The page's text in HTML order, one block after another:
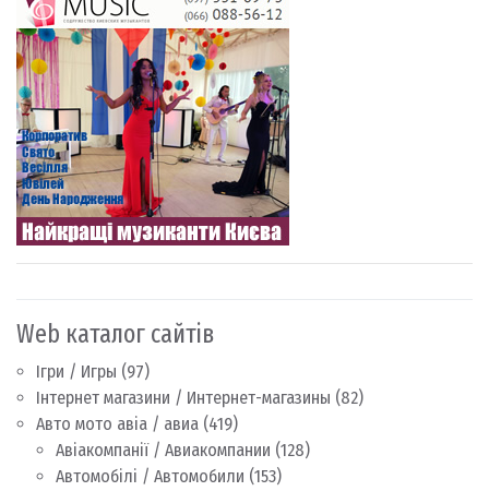
Web каталог сайтів
Ігри / Игры (97)
Інтернет магазини / Интернет-магазины (82)
Авто мото авіа / авиа (419)
Авіакомпанії / Авиакомпании (128)
Автомобілі / Автомобили (153)